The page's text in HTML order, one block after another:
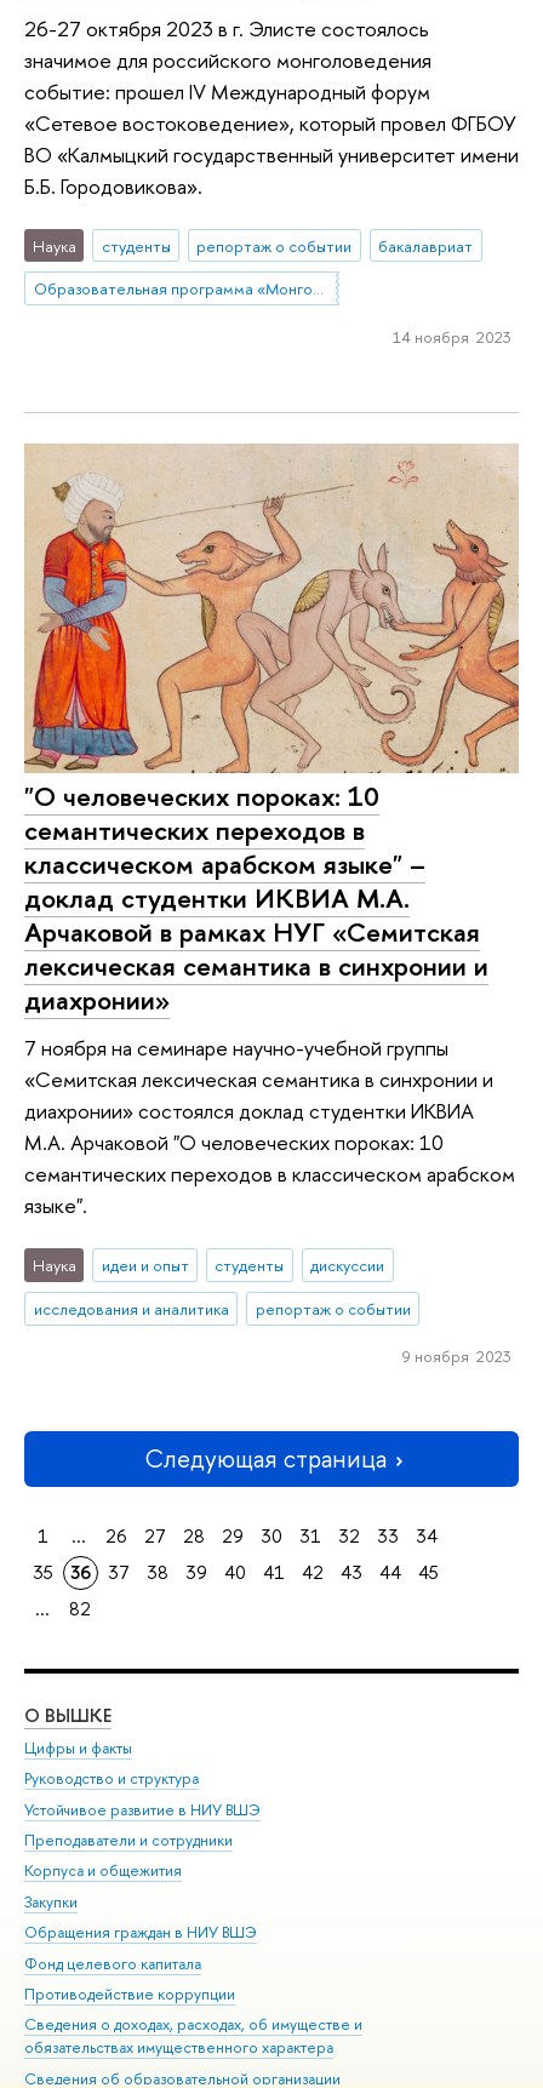
26-27 октября 2023 в г. Элисте состоялось
значимое для российского монголоведения
событие: прошел IV Международный форум
«Сетевое востоковедение», который провел ФГБОУ
ВО «Калмыцкий государственный университет имени
Б.Б. Городовикова».
Наука студенты репортаж о событии
бакалавриат
Образовательная программа «Монголия и Тибет»
14 ноября 2023
"О человеческих пороках: 10
семантических переходов в
классическом арабском языке" –
доклад студентки ИКВИА М.А.
Арчаковой в рамках НУГ «Семитская
лексическая семантика в синхронии и
диахронии»
7 ноября на семинаре научно-учебной группы
«Семитская лексическая семантика в синхронии и
диахронии» состоялся доклад студентки ИКВИА
М.А. Арчаковой "О человеческих пороках: 10
семантических переходов в классическом арабском
языке".
Наука идеи и опыт студенты
дискуссии
исследования и аналитика
репортаж о событии
9 ноября 2023
Следующая страница
1 ... 26 27 28 29 30 31 32 33
34
35
36 37 38 39 40 41 42 43 44
45
...
82
О ВЫШКЕ
Цифры и факты
Руководство и структура
Устойчивое развитие в НИУ ВШЭ
Преподаватели и сотрудники
Корпуса и общежития
Закупки
Обращения граждан в НИУ ВШЭ
Фонд целевого капитала
Противодействие коррупции
Сведения о доходах, расходах, об имуществе и
обязательствах имущественного характера
Сведения об образовательной организации